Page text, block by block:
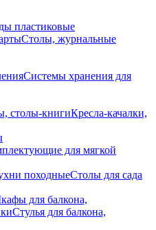
пластиковые
Столы, журнальные
Системы хранения для
столы-книгиКресла-качалки,
для мягкой
походныеСтолы для сада
для балкона,
Стулья для балкона,